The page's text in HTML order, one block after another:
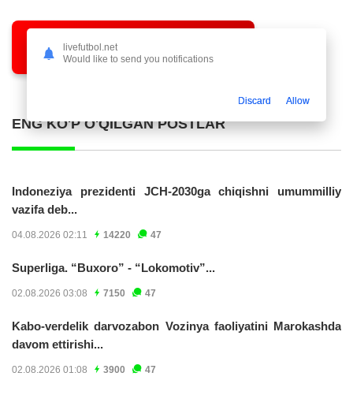
TOPBukmekerlar
ENG KO'P O'QILGAN POSTLAR
Indoneziya prezidenti JCH-2030ga chiqishni umummilliy
vazifa deb...
04.08.2026 02:11 14220 47
Superliga. “Buxoro” - “Lokomotiv”...
02.08.2026 03:08 7150 47
Kabo-verdelik darvozabon Vozinya faoliyatini Marokashda
davom ettirishi...
02.08.2026 01:08 3900 47
livefutbol.net
Would like to send you notifications
Discard Allow